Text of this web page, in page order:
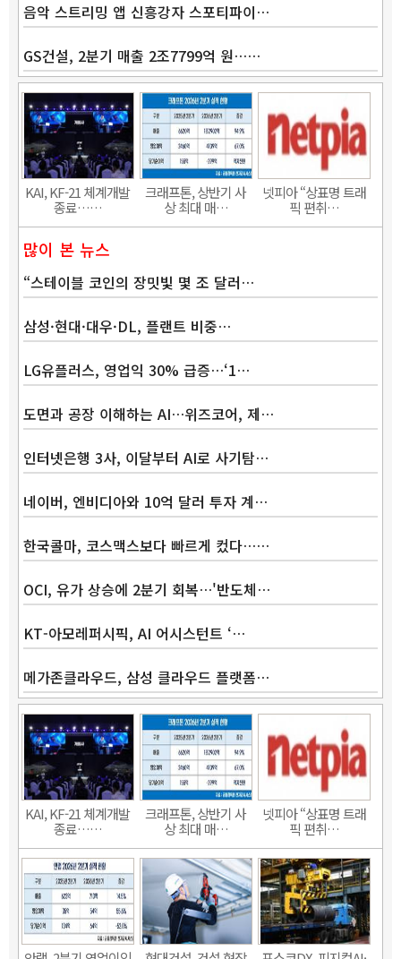
음악 스트리밍 앱 신흥강자 스포티파이…
GS건설, 2분기 매출 2조7799억 원……
KAI, KF-21 체계개발
종료……
크래프톤, 상반기 사
상 최대 매…
넷피아 “상표명 트래
픽 편취…
많이 본 뉴스
“스테이블 코인의 장밋빛 몇 조 달러…
삼성·현대·대우·DL, 플랜트 비중…
LG유플러스, 영업익 30% 급증…‘1…
도면과 공장 이해하는 AI…위즈코어, 제…
인터넷은행 3사, 이달부터 AI로 사기탐…
네이버, 엔비디아와 10억 달러 투자 계…
한국콜마, 코스맥스보다 빠르게 컸다……
OCI, 유가 상승에 2분기 회복…'반도체…
KT-아모레퍼시픽, AI 어시스턴트 ‘…
메가존클라우드, 삼성 클라우드 플랫폼…
KAI, KF-21 체계개발
종료……
크래프톤, 상반기 사
상 최대 매…
넷피아 “상표명 트래
픽 편취…